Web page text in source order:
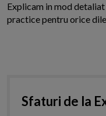
Explicam in mod
practice pentru orice
Sfaturi de la